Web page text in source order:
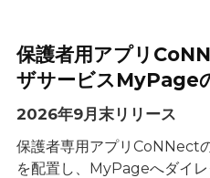
保護者用アプリ
ザサービスMyPage
2026年9月末リリース
保護者専用アプリCoNNect
を配置し、MyPageへダイ